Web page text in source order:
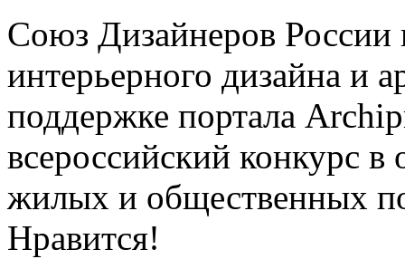
Союз Дизайнеров России
интерьерного дизайна и
поддержке портала
всероссийский конкурс в
жилых и общественных
Нравится!